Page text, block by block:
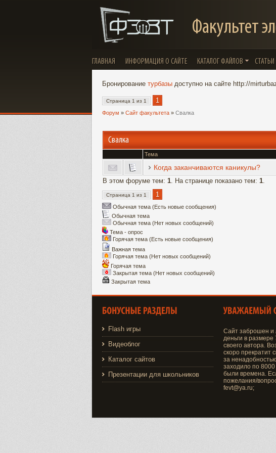
Факультет
ГЛАВНАЯ ИНФОРМАЦИЯ О САЙТЕ КАТАЛОГ ФАЙЛОВ СТАТЬИ
Бронирование турбазы доступно на сайте http://
Страница 1 из 1 1
Форум » Сайт факультета » Свалка
Свалка
Тема
Когда заканчиваются каникулы?
В этом форуме тем: 1. На странице показано тем: 1.
Страница 1 из 1 1
Обычная тема (Есть новые сообщения)
Обычная тема
Обычная тема (Нет новых сообщений)
Тема - опрос
Горячая тема (Есть новые сообщения)
Важная тема
Горячая тема (Нет новых сообщений)
Горячая тема
Закрытая тема (Нет новых сообщений)
Закрытая тема
Flash игры
Видеоблог
Каталог сайтов
Презентации для школьников
Сайт заброшен и
деньги в размере
своего автора.
скоро прекратит
за
заходило по 8000
были времена.
пожелания/
fevt@ya.ru;